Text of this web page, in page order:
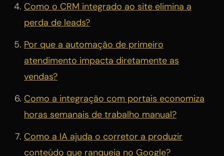
Como o CRM integrado ao site elimina a
perda de leads?
Por que a automação de primeiro
atendimento impacta diretamente as
vendas?
Como a integração com portais economiza
horas semanais de trabalho manual?
Como a IA ajuda o corretor a produzir
conteúdo que ranqueia no Google?